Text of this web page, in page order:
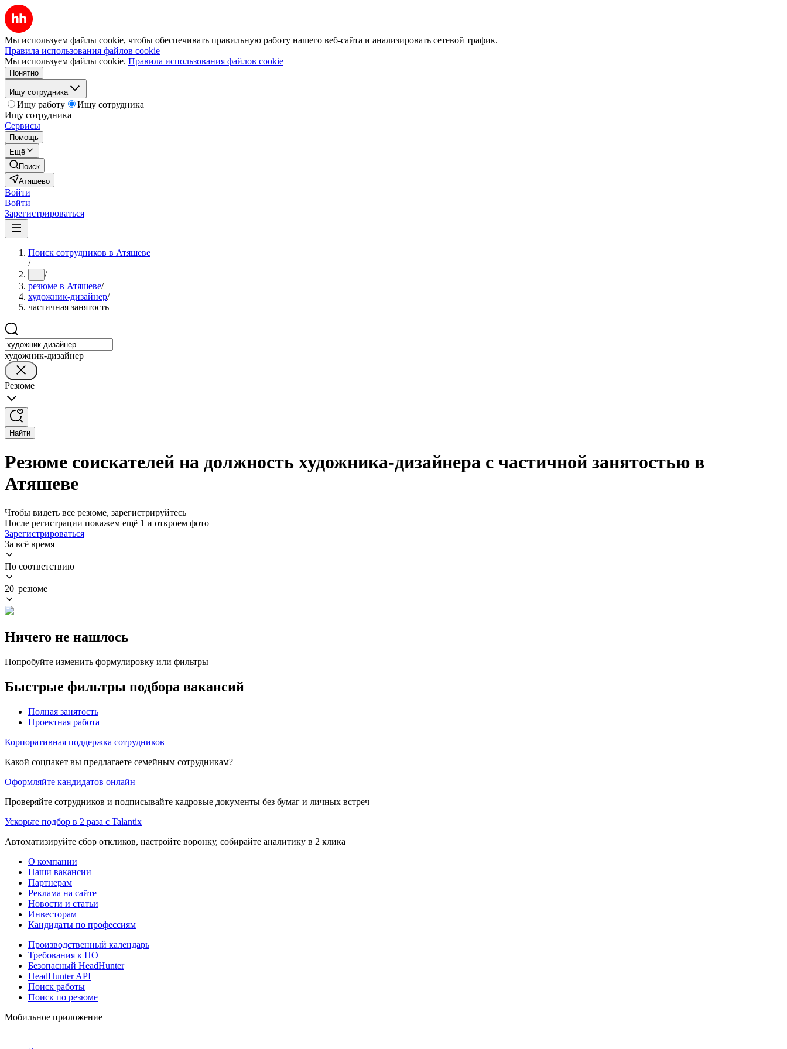
Мы используем файлы cookie, чтобы обеспечивать правильную работу нашего веб-сайта и анализировать сетевой трафик.
Правила использования файлов cookie
Мы используем файлы cookie. Правила использования файлов cookie
Понятно
Ищу сотрудника
Ищу работу
Ищу сотрудника
Ищу сотрудника
Сервисы
Помощь
Ещё
Поиск
Атяшево
Войти
Войти
Зарегистрироваться
Поиск сотрудников в Атяшеве
/
... /
резюме в Атяшеве/
художник-дизайнер/
частичная занятость
художник-дизайнер
Резюме
Найти
Резюме соискателей на должность художника-дизайнера с частичной занятостью в
Атяшеве
Чтобы видеть все резюме, зарегистрируйтесь
После регистрации покажем ещё 1 и откроем фото
Зарегистрироваться
За всё время
По соответствию
20 резюме
Ничего не нашлось
Попробуйте изменить формулировку или фильтры
Быстрые фильтры подбора вакансий
Полная занятость
Проектная работа
Корпоративная поддержка сотрудников
Какой соцпакет вы предлагаете семейным сотрудникам?
Оформляйте кандидатов онлайн
Проверяйте сотрудников и подписывайте кадровые документы без бумаг и личных встреч
Ускорьте подбор в 2 раза с Talantix
Автоматизируйте сбор откликов, настройте воронку, собирайте аналитику в 2 клика
О компании
Наши вакансии
Партнерам
Реклама на сайте
Новости и статьи
Инвесторам
Кандидаты по профессиям
Производственный календарь
Требования к ПО
Безопасный HeadHunter
HeadHunter API
Поиск работы
Поиск по резюме
Мобильное приложение